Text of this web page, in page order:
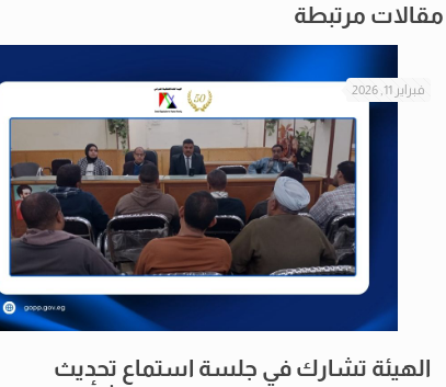
مقالات مرتبطة
فبراير 11, 2026
الهيئة تشارك في جلسة استماع تحديث